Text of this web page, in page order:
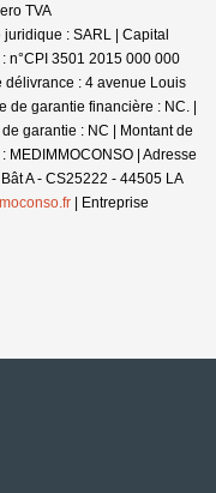
TVA
: SARL | Capital
n°CPI 3501 2015 000 000
délivrance : 4 avenue Louis
de garantie financière : NC. |
garantie : NC | Montant de
| Adresse
A - CS25222 - 44505 LA
| Entreprise